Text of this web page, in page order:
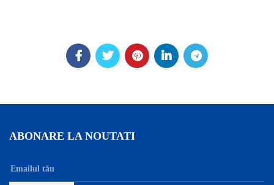
ABONARE LA NOUTATI